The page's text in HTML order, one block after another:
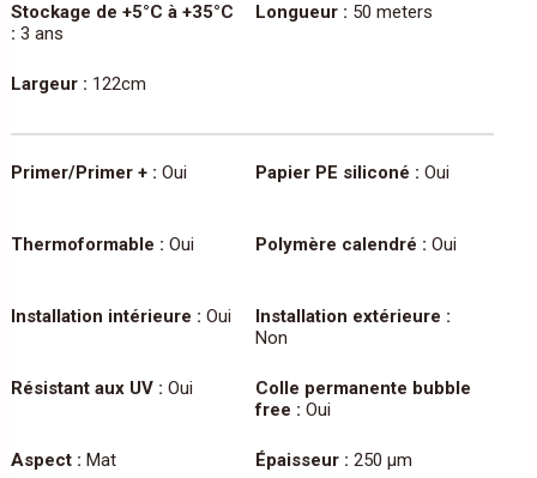
Stockage de +5°C à +35°C
: 3 ans
Longueur : 50 meters
Largeur : 122cm
Primer/Primer + : Oui Papier PE siliconé : Oui
Thermoformable : Oui Polymère calendré : Oui
Installation intérieure : Oui
Installation extérieure :
Non
Résistant aux UV : Oui
Colle permanente bubble
free : Oui
Aspect : Mat Épaisseur : 250 µm